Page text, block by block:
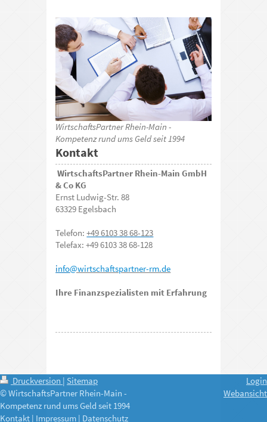
WirtschaftsPartner Rhein-Main -
Kompetenz rund ums Geld seit 1994
Kontakt
WirtschaftsPartner Rhein-Main GmbH
& Co KG
Ernst Ludwig-Str. 88
63329 Egelsbach
Telefon: +49 6103 38 68-123
Telefax: +49 6103 38 68-128
info@wirtschaftspartner-rm.de
Ihre Finanzspezialisten mit Erfahrung
Druckversion | Sitemap
© WirtschaftsPartner Rhein-Main -
Kompetenz rund ums Geld seit 1994
Kontakt | Impressum | Datenschutz
Login
Webansicht